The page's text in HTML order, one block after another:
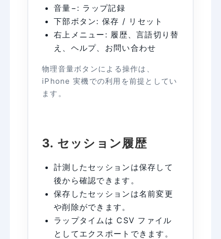
音量−: ラップ記録
下部ボタン: 保存 / リセット
右上メニュー: 履歴、言語切り替
え、ヘルプ、お問い合わせ
物理音量ボタンによる操作は、
iPhone 実機での利用を前提としてい
ます。
3. セッション履歴
計測したセッションは保存して
後から確認できます。
保存したセッションは名前変更
や削除ができます。
ラップタイムは CSV ファイル
としてエクスポートできます。